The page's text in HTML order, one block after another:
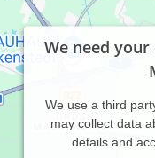
We need
We use a third
may collect data
details and